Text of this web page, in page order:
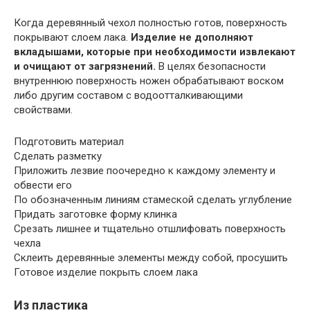
Когда деревянный чехол полностью готов, поверхность
покрывают слоем лака. Изделие не дополняют
вкладышами, которые при необходимости извлекают
и очищают от загрязнений. В целях безопасности
внутреннюю поверхность ножен обрабатывают воском
либо другим составом с водоотталкивающими
свойствами.
Подготовить материал
Сделать разметку
Приложить лезвие поочередно к каждому элементу и
обвести его
По обозначенным линиям стамеской сделать углубление
Придать заготовке форму клинка
Срезать лишнее и тщательно отшлифовать поверхность
чехла
Склеить деревянные элементы между собой, просушить
Готовое изделие покрыть слоем лака
Из пластика